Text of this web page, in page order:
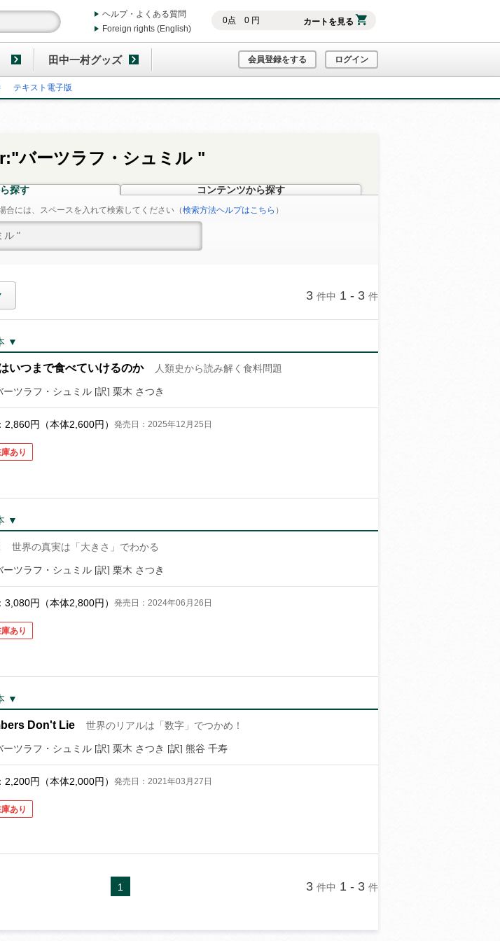
0点 0円 カートを見る
ヘルプ・よくある質問
Foreign rights (English)
田中一村グッズ 会員登録をする ログイン
テキスト電子版
バーツラフ・シュミル "
探す コンテンツから探す
合には、スペースを入れて検索してください（検索方法ヘルプはこちら ）
3 件中 1 - 3 件
▼
いつまで食べていけるのか 人類史から読み解く食料問題
ーツラフ・シュミル [訳] 栗木 さつき
2,860円（本体2,600円） 発売日：2025年12月25日
あり
▼
世界の真実は「大きさ」でわかる
ーツラフ・シュミル [訳] 栗木 さつき
3,080円（本体2,800円） 発売日：2024年06月26日
あり
▼
Don't Lie 世界のリアルは「数字」でつかめ！
ーツラフ・シュミル [訳] 栗木 さつき [訳] 熊谷 千寿
2,200円（本体2,000円） 発売日：2021年03月27日
あり
1 3 件中 1 - 3 件